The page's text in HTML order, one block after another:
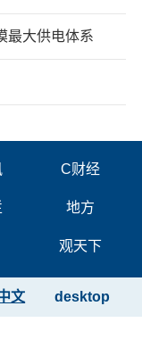
最大供电体系
C财经
地方
观天下
desktop
文